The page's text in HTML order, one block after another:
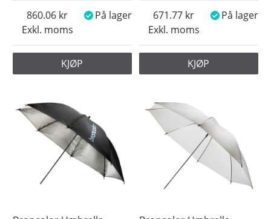
Exkl. moms
860.06 På lager
KJØP
Exkl. moms
671.77 På lager
KJØP